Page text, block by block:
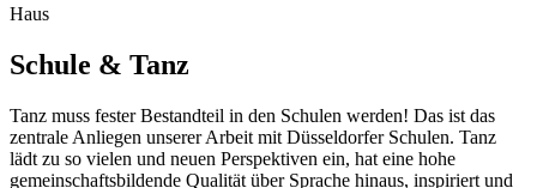
Haus
Schule & Tanz
Tanz muss fester Bestandteil in den Schulen werden! Das ist das
zentrale Anliegen unserer Arbeit mit Düsseldorfer Schulen. Tanz
lädt zu so vielen und neuen Perspektiven ein, hat eine hohe
gemeinschaftsbildende Qualität über Sprache hinaus, inspiriert und